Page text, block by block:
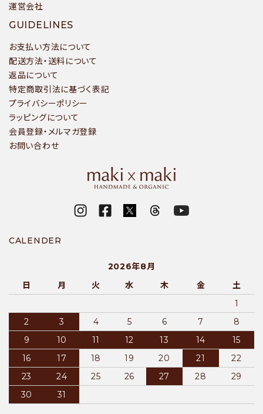
運営会社
GUIDELINES
お支払い方法について
配送方法・送料について
返品について
特定商取引法に基づく表記
プライバシーポリシー
ラッピングについて
会員登録・メルマガ登録
お問い合わせ
CALENDER
2026年8月
日
月 火 水 木 金
土
1
2
3 4 5 6 7
8
9
10 11 12 13 14
15
16
17 18 19 20 21
22
23
24 25 26 27 28
29
30
31